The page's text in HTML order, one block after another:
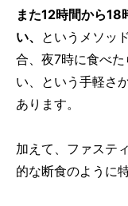
また12時間から18
い、 というメソッ
合、夜7時に食べ
い、という手軽さ
あります。
加えて、ファステ
的な断食のように